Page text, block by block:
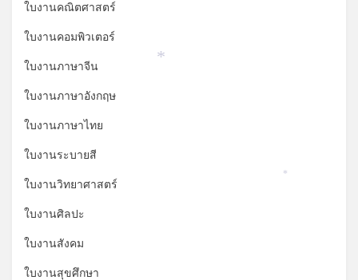
ใบงานคณิตศาสตร์
ใบงานคอมพิวเตอร์
ใบงานภาษาจีน
ใบงานภาษาอังกฤษ
ใบงานภาษาไทย
ใบงานระบายสี
ใบงานวิทยาศาสตร์
ใบงานศิลปะ
ใบงานสังคม
ใบงานสุขศึกษา